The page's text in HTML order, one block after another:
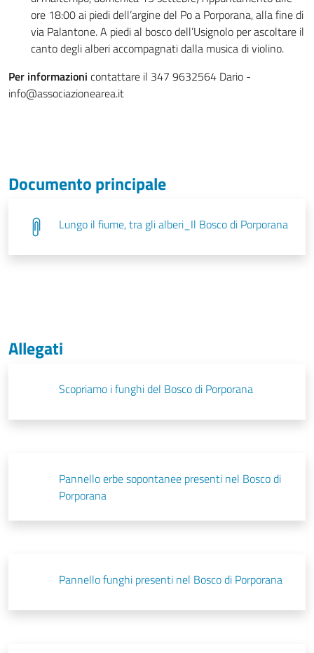
ore 18:00 ai piedi dell’argine del Po a Porporana, alla fine di
via Palantone. A piedi al bosco dell’Usignolo per ascoltare il
canto degli alberi accompagnati dalla musica di violino.
Per informazioni contattare il 347 9632564 Dario -
info@associazionearea.it
Documento principale
Lungo il fiume, tra gli alberi_Il Bosco di Porporana
Allegati
Scopriamo i funghi del Bosco di Porporana
Pannello erbe sopontanee presenti nel Bosco di
Porporana
Pannello funghi presenti nel Bosco di Porporana